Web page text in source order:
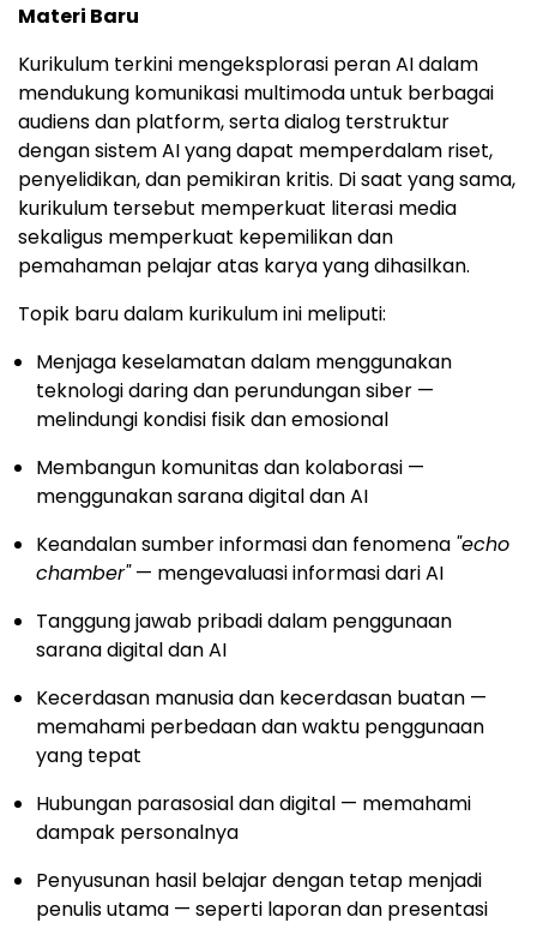
Materi Baru
Kurikulum terkini mengeksplorasi peran AI dalam
mendukung komunikasi multimoda untuk berbagai
audiens dan platform, serta dialog terstruktur
dengan sistem AI yang dapat memperdalam riset,
penyelidikan, dan pemikiran kritis. Di saat yang sama,
kurikulum tersebut memperkuat literasi media
sekaligus memperkuat kepemilikan dan
pemahaman pelajar atas karya yang dihasilkan.
Topik baru dalam kurikulum ini meliputi:
Menjaga keselamatan dalam menggunakan
teknologi daring dan perundungan siber —
melindungi kondisi fisik dan emosional
Membangun komunitas dan kolaborasi —
menggunakan sarana digital dan AI
Keandalan sumber informasi dan fenomena "echo
chamber"— mengevaluasi informasi dari AI
Tanggung jawab pribadi dalam penggunaan
sarana digital dan AI
Kecerdasan manusia dan kecerdasan buatan —
memahami perbedaan dan waktu penggunaan
yang tepat
Hubungan parasosial dan digital — memahami
dampak personalnya
Penyusunan hasil belajar dengan tetap menjadi
penulis utama — seperti laporan dan presentasi